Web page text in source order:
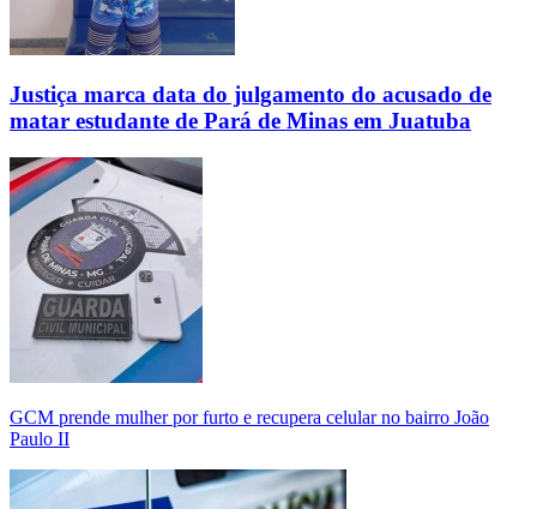
Justiça marca data do julgamento do acusado de
matar estudante de Pará de Minas em Juatuba
GCM prende mulher por furto e recupera celular no bairro João
Paulo II